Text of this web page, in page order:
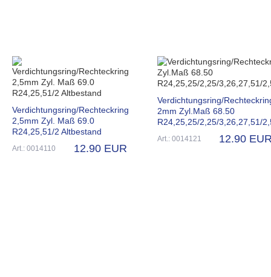
Verdichtungsring/Rechteckring
2,5mm Zyl. Maß 69.0
R24,25,51/2 Altbestand
Art.: 0014110 12.90 EUR
Verdichtungsring/
2mm Zyl.Maß 68.50
R24,25,25/2,25/3,26,27,51/
Art.: 0014121 12.90